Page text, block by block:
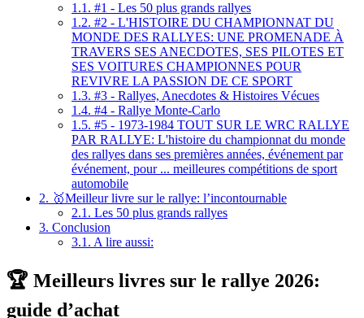
1.1. #1 - Les 50 plus grands rallyes
1.2. #2 - L'HISTOIRE DU CHAMPIONNAT DU
MONDE DES RALLYES: UNE PROMENADE À
TRAVERS SES ANECDOTES, SES PILOTES ET
SES VOITURES CHAMPIONNES POUR
REVIVRE LA PASSION DE CE SPORT
1.3. #3 - Rallyes, Anecdotes & Histoires Vécues
1.4. #4 - Rallye Monte-Carlo
1.5. #5 - 1973-1984 TOUT SUR LE WRC RALLYE
PAR RALLYE: L'histoire du championnat du monde
des rallyes dans ses premières années, événement par
événement, pour ... meilleures compétitions de sport
automobile
2. 🥇Meilleur livre sur le rallye: l’incontournable
2.1. Les 50 plus grands rallyes
3. Conclusion
3.1. A lire aussi:
🏆 Meilleurs livres sur le rallye 2026:
guide d’achat